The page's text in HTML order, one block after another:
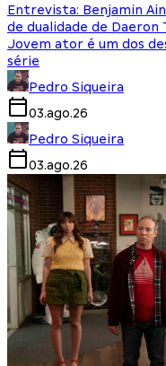
Entrevista: Benjamin
de dualidade de Daeron
Jovem ator é um dos
série
Pedro Siqueira
03.ago.26
Pedro Siqueira
03.ago.26